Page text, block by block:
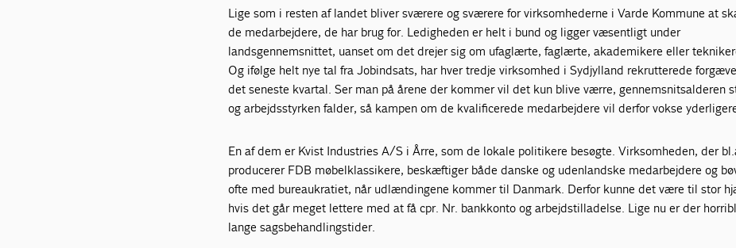
Lige som i resten af landet bliver sværere og sværere for virksomhederne i Varde Kommune at
de medarbejdere, de har brug for. Ledigheden er helt i bund og ligger væsentligt under
landsgennemsnittet, uanset om det drejer sig om ufaglærte, faglærte, akademikere eller
Og ifølge helt nye tal fra Jobindsats, har hver tredje virksomhed i Sydjylland rekrutterede
det seneste kvartal. Ser man på årene der kommer vil det kun blive værre, gennemsnitsalderen
og arbejdsstyrken falder, så kampen om de kvalificerede medarbejdere vil derfor vokse
En af dem er Kvist Industries A/S i Årre, som de lokale politikere besøgte. Virksomheden, der
producerer FDB møbelklassikere, beskæftiger både danske og udenlandske medarbejdere og
ofte med bureaukratiet, når udlændingene kommer til Danmark. Derfor kunne det være til stor
hvis det går meget lettere med at få cpr. Nr. bankkonto og arbejdstilladelse. Lige nu er der
lange sagsbehandlingstider.